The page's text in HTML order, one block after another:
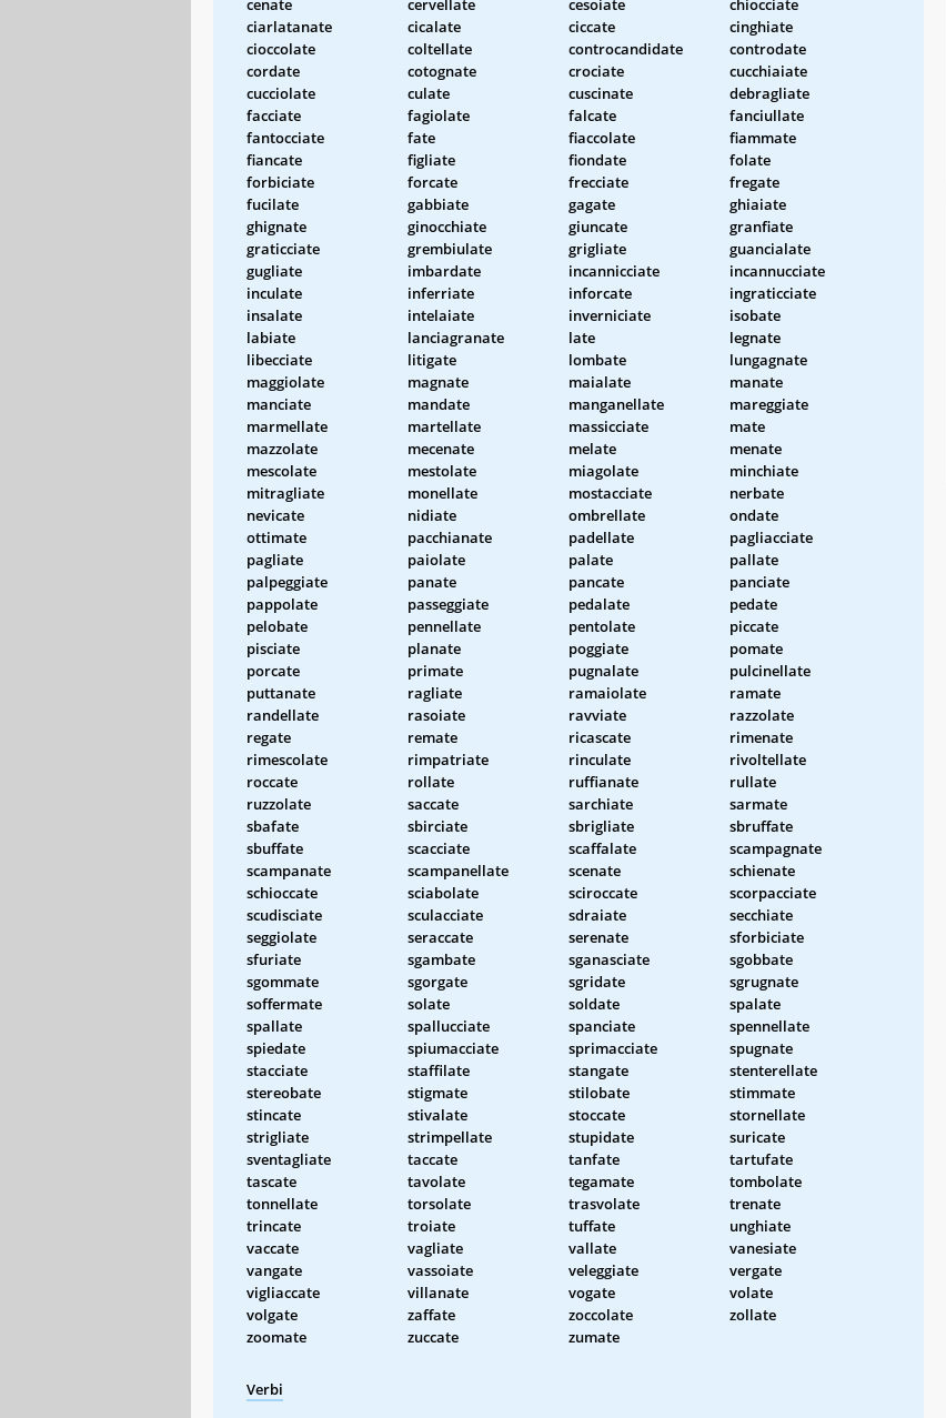
ciarlatanate
cicalate ciccate
cinghiate
cioccolate
coltellate controcandidate
controdate
cordate
cotognate crociate
cucchiaiate
cucciolate
culate cuscinate
debragliate
facciate
fagiolate falcate
fanciullate
fantocciate
fate fiaccolate
fiammate
fiancate
figliate fiondate
folate
forbiciate
forcate frecciate
fregate
fucilate
gabbiate gagate
ghiaiate
ghignate
ginocchiate giuncate
granfiate
graticciate
grembiulate grigliate
guancialate
gugliate
imbardate incannicciate
incannucciate
inculate
inferriate inforcate
ingraticciate
insalate
intelaiate inverniciate
isobate
labiate
lanciagranate late
legnate
libecciate
litigate lombate
lungagnate
maggiolate
magnate maialate
manate
manciate
mandate manganellate
mareggiate
marmellate
martellate massicciate
mate
mazzolate
mecenate melate
menate
mescolate
mestolate miagolate
minchiate
mitragliate
monellate mostacciate
nerbate
nevicate
nidiate ombrellate
ondate
ottimate
pacchianate padellate
pagliacciate
pagliate
paiolate palate
pallate
palpeggiate
panate pancate
panciate
pappolate
passeggiate pedalate
pedate
pelobate
pennellate pentolate
piccate
pisciate
planate poggiate
pomate
porcate
primate pugnalate
pulcinellate
puttanate
ragliate ramaiolate
ramate
randellate
rasoiate ravviate
razzolate
regate
remate ricascate
rimenate
rimescolate
rimpatriate rinculate
rivoltellate
roccate
rollate ruffianate
rullate
ruzzolate
saccate sarchiate
sarmate
sbafate
sbirciate sbrigliate
sbruffate
sbuffate
scacciate scaffalate
scampagnate
scampanate
scampanellate scenate
schienate
schioccate
sciabolate sciroccate
scorpacciate
scudisciate
sculacciate sdraiate
secchiate
seggiolate
seraccate serenate
sforbiciate
sfuriate
sgambate sganasciate
sgobbate
sgommate
sgorgate sgridate
sgrugnate
soffermate
solate soldate
spalate
spallate
spallucciate spanciate
spennellate
spiedate
spiumacciate sprimacciate
spugnate
stacciate
staffilate stangate
stenterellate
stereobate
stigmate stilobate
stimmate
stincate
stivalate stoccate
stornellate
strigliate
strimpellate stupidate
suricate
sventagliate
taccate tanfate
tartufate
tascate
tavolate tegamate
tombolate
tonnellate
torsolate trasvolate
trenate
trincate
troiate tuffate
unghiate
vaccate
vagliate vallate
vanesiate
vangate
vassoiate veleggiate
vergate
vigliaccate
villanate vogate
volate
volgate
zaffate zoccolate
zollate
zoomate
zuccate zumate
Verbi